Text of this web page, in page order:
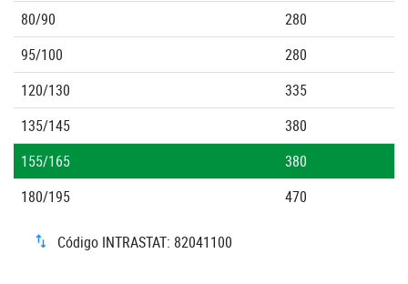
80/90
280
95/100
280
120/130
335
135/145
380
155/165
380
180/195
470
Código INTRASTAT: 82041100